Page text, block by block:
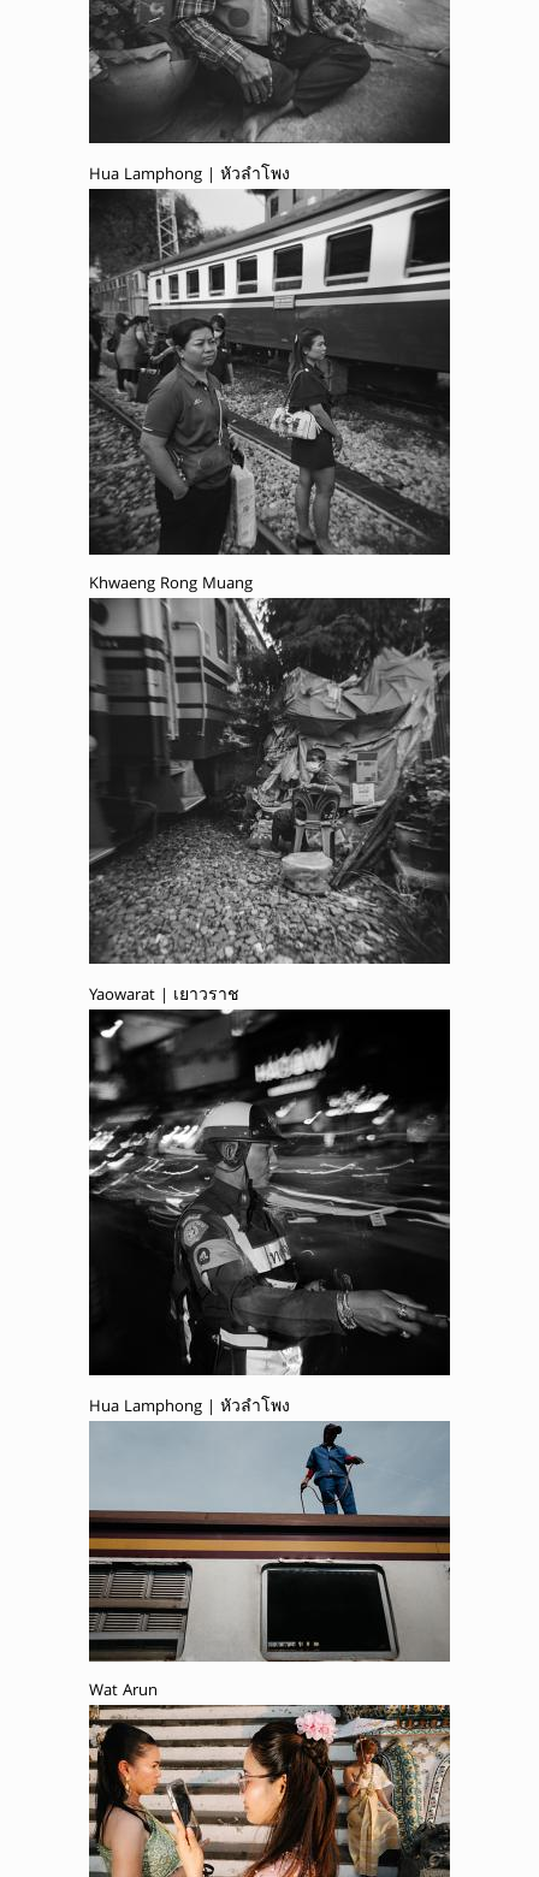
Hua Lamphong | หัวลำโพง
Khwaeng Rong Muang
Yaowarat | เยาวราช
Hua Lamphong | หัวลำโพง
Wat Arun